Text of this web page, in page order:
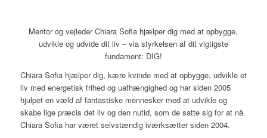
Mentor og vejleder Chiara Sofia hjælper dig med at opbygge,
udvikle og udvide dit liv – via styrkelsen af dit vigtigste
fundament: DIG!
Chiara Sofia hjælper dig, kære kvinde med at opbygge, udvikle et
liv med energetisk frihed og uafhængighed og har siden 2005
hjulpet en væld af fantastiske mennesker med at udvikle og
skabe lige præcis det liv og den nutid, som de satte sig for at nå.
Chiara Sofia har været selvstændig iværksætter siden 2004.